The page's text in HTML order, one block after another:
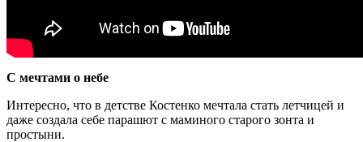
С мечтами о небе
Интересно, что в детстве Костенко мечтала стать летчицей и
даже создала себе парашют с маминого старого зонта и
простыни.